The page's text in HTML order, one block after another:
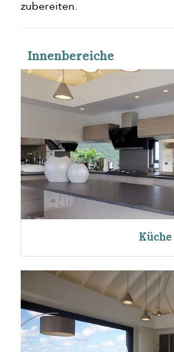
zubereiten.
Innenbereiche
Küche